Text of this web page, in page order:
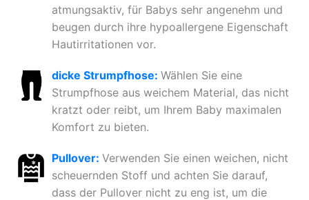
atmungsaktiv, für Babys sehr angenehm und
beugen durch ihre hypoallergene Eigenschaft
Hautirritationen vor.
dicke Strumpfhose: Wählen Sie eine
Strumpfhose aus weichem Material, das nicht
kratzt oder reibt, um Ihrem Baby maximalen
Komfort zu bieten.
Pullover: Verwenden Sie einen weichen, nicht
scheuernden Stoff und achten Sie darauf,
dass der Pullover nicht zu eng ist, um die